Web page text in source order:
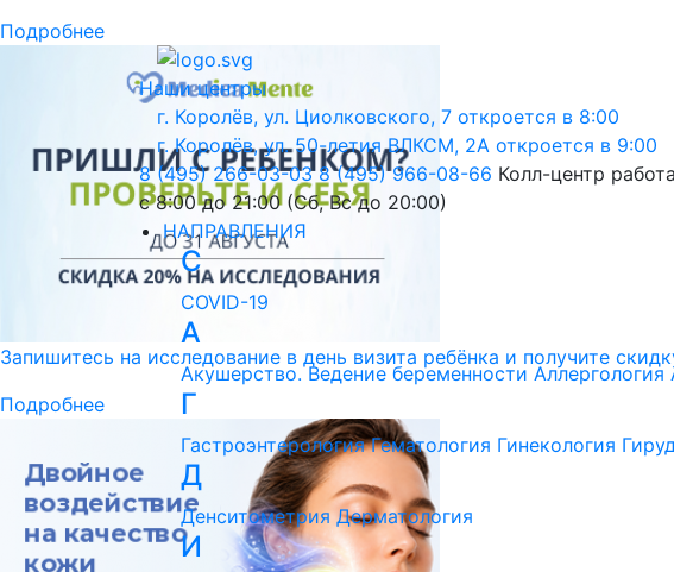
Подробнее
Запишитесь на исследование в день визита ребёнка и получите
Подробнее
Наши центры
г. Королёв, ул. Циолковского, 7 откроется в 8:00
г. Королёв, ул. 50-летия ВЛКСМ, 2А откроется в 9:00
8 (495) 266-03-03 8 (495) 966-08-66 Колл-центр
с 8:00 до 21:00 (Сб, Вс до 20:00)
НАПРАВЛЕНИЯ
C
COVID-19
А
Акушерство. Ведение беременности Аллергология
Г
Гастроэнтерология Гематология Гинекология
Д
Денситометрия Дерматология
И